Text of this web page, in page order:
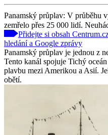
Panamský průplav: V průběhu
zemřelo přes 25 000 lidí.
Přidejte si obsah
hledání a Google zprávy
Panamský průplav je jednou z
Tento kanál spojuje Tichý
plavbu mezi Amerikou a Asií.
obětí.